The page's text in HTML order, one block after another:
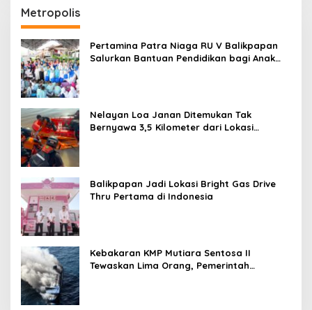
Metropolis
Pertamina Patra Niaga RU V Balikpapan
Salurkan Bantuan Pendidikan bagi Anak
Nelayan Loa Janan Ditemukan Tak
Bernyawa 3,5 Kilometer dari Lokasi
Balikpapan Jadi Lokasi Bright Gas Drive
Thru Pertama di Indonesia
Kebakaran KMP Mutiara Sentosa II
Tewaskan Lima Orang, Pemerintah